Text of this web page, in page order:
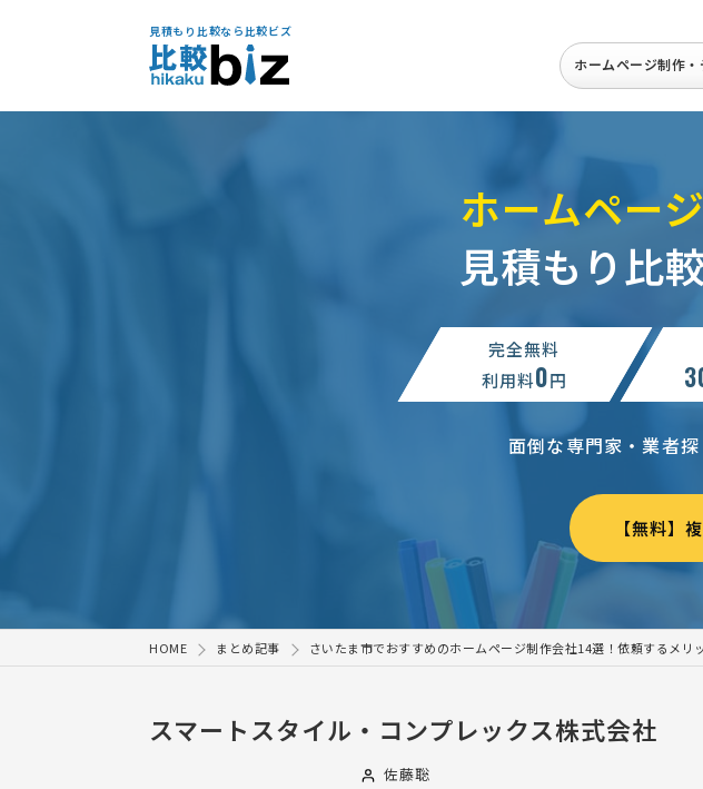
見積もり比較なら比較ビズ
ホームページ制作・
ホームペー
見積もり比
完全無料
利用料0円
面倒な専門家・業者
【無料】
HOME まとめ記事 さいたま市でおすすめのホームページ制作会社14選！依頼するメリ
スマートスタイル・コンプレックス株式会社
佐藤聡